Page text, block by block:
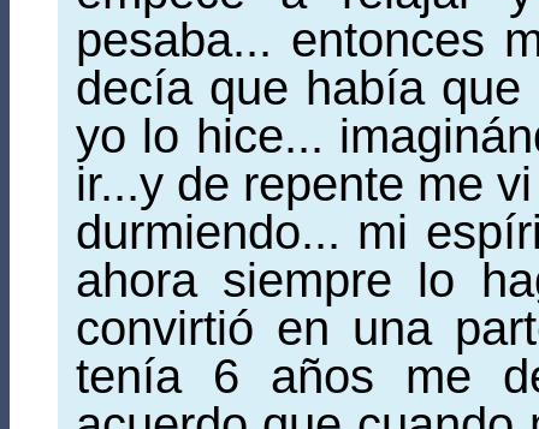
pesaba... entonces
decía que había
yo lo hice...
ir...y de repente me
durmiendo... mi
ahora siempre lo
convirtió en una
tenía 6 años me